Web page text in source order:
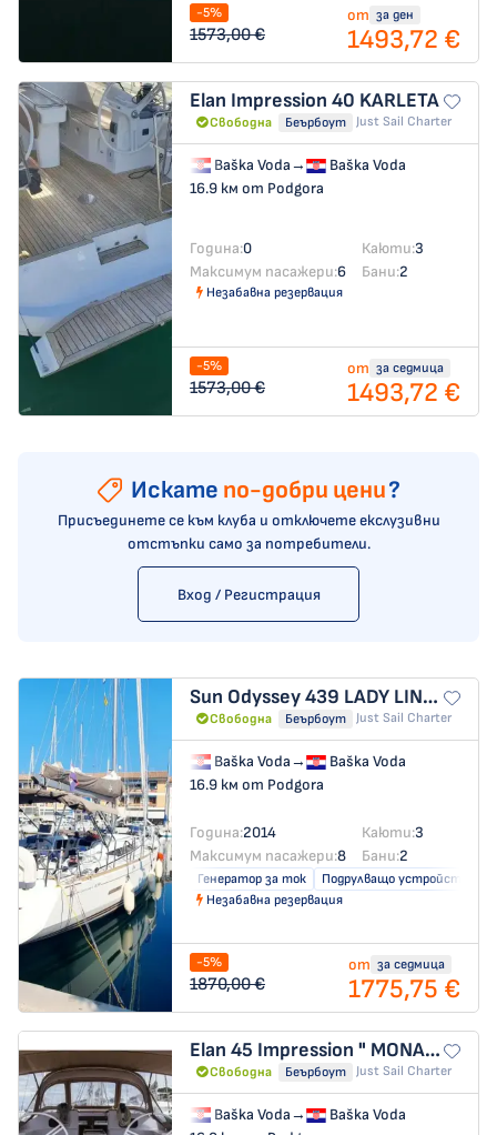
-5%
1573,00 €
от за ден
1493,72 €
Elan Impression 40 KARLETA
Свободна Беърбоут Just Sail Charter
Baška Voda→
Baška Voda
16.9 км от Podgora
Година:0 Каюти:3
Максимум пасажери:6 Бани:2
Незабавна резервация
-5%
1573,00 €
от за седмица
1493,72 €
Искате по-добри цени?
Присъединете се към клуба и отключете екслузивни
отстъпки само за потребители.
Вход / Регистрация
Sun Odyssey 439 LADY LINDA
Свободна Беърбоут Just Sail Charter
Baška Voda→
Baška Voda
16.9 км от Podgora
Година:2014 Каюти:3
Максимум пасажери:8 Бани:2
Генератор за ток Подрулващо устройство
Незабавна резервация
-5%
1870,00 €
от за седмица
1775,75 €
Elan 45 Impression " MONACO "
Свободна Беърбоут Just Sail Charter
Baška Voda→
Baška Voda